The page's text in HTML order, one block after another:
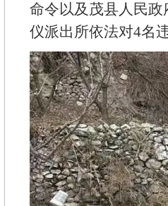
命令以及茂县人民
仪派出所依法对4名